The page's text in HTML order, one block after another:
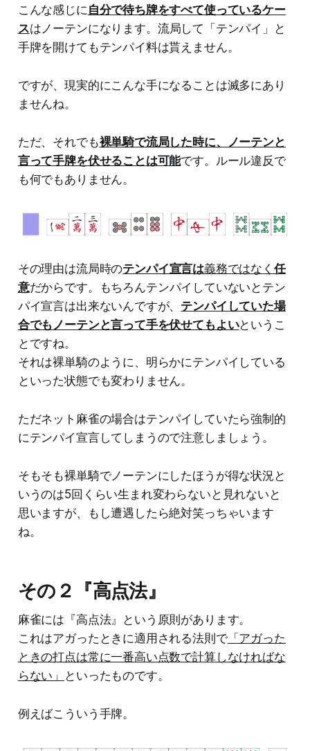
こんな感じに自分で待ち牌をすべて使っているケー
スはノーテンになります。流局して「テンパイ」と
手牌を開けてもテンパイ料は貰えません。
ですが、現実的にこんな手になることは滅多にあり
ませんね。
ただ、それでも裸単騎で流局した時に、ノーテンと
言って手牌を伏せることは可能です。ルール違反で
も何でもありません。
その理由は流局時のテンパイ宣言は義務ではなく 任
意だからです。もちろんテンパイしていないとテン
パイ宣言は出来ないんですが、 テンパイしていた場
合でもノーテンと言って手を伏せてもよいというこ
とですね。
それは裸単騎のように、明らかにテンパイしている
といった状態でも変わりません。
ただネット麻雀の場合はテンパイしていたら強制的
にテンパイ宣言してしまうので注意しましょう。
そもそも裸単騎でノーテンにしたほうが得な状況と
いうのは5回くらい生まれ変わらないと見れないと
思いますが、もし遭遇したら絶対笑っちゃいます
ね。
その２『高点法』
麻雀には『高点法』という原則があります。
これはアガったときに適用される法則で「アガった
ときの打点は常に一番高い点数で計算しなければな
らない」
といったものです。
例えばこういう手牌。